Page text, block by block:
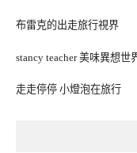
布雷克的出走旅行視界
stancy teacher 美味異想世
走走停停 小燈泡在旅行